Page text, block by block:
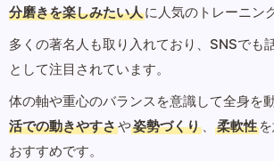
分磨きを楽しみたい人に人気のトレーニン
多くの著名人も取り入れており、SNSでも
として注目されています。
体の軸や重心のバランスを意識して全身を
活での動きやすさや姿勢づくり 、 柔軟性
おすすめです。